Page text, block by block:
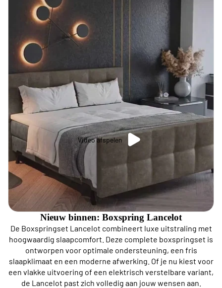
Video afspelen
Nieuw binnen: Boxspring Lancelot
De Boxspringset Lancelot combineert luxe uitstraling met
hoogwaardig slaapcomfort. Deze complete boxspringset is
ontworpen voor optimale ondersteuning, een fris
slaapklimaat en een moderne afwerking. Of je nu kiest voor
een vlakke uitvoering of een elektrisch verstelbare variant,
de Lancelot past zich volledig aan jouw wensen aan.